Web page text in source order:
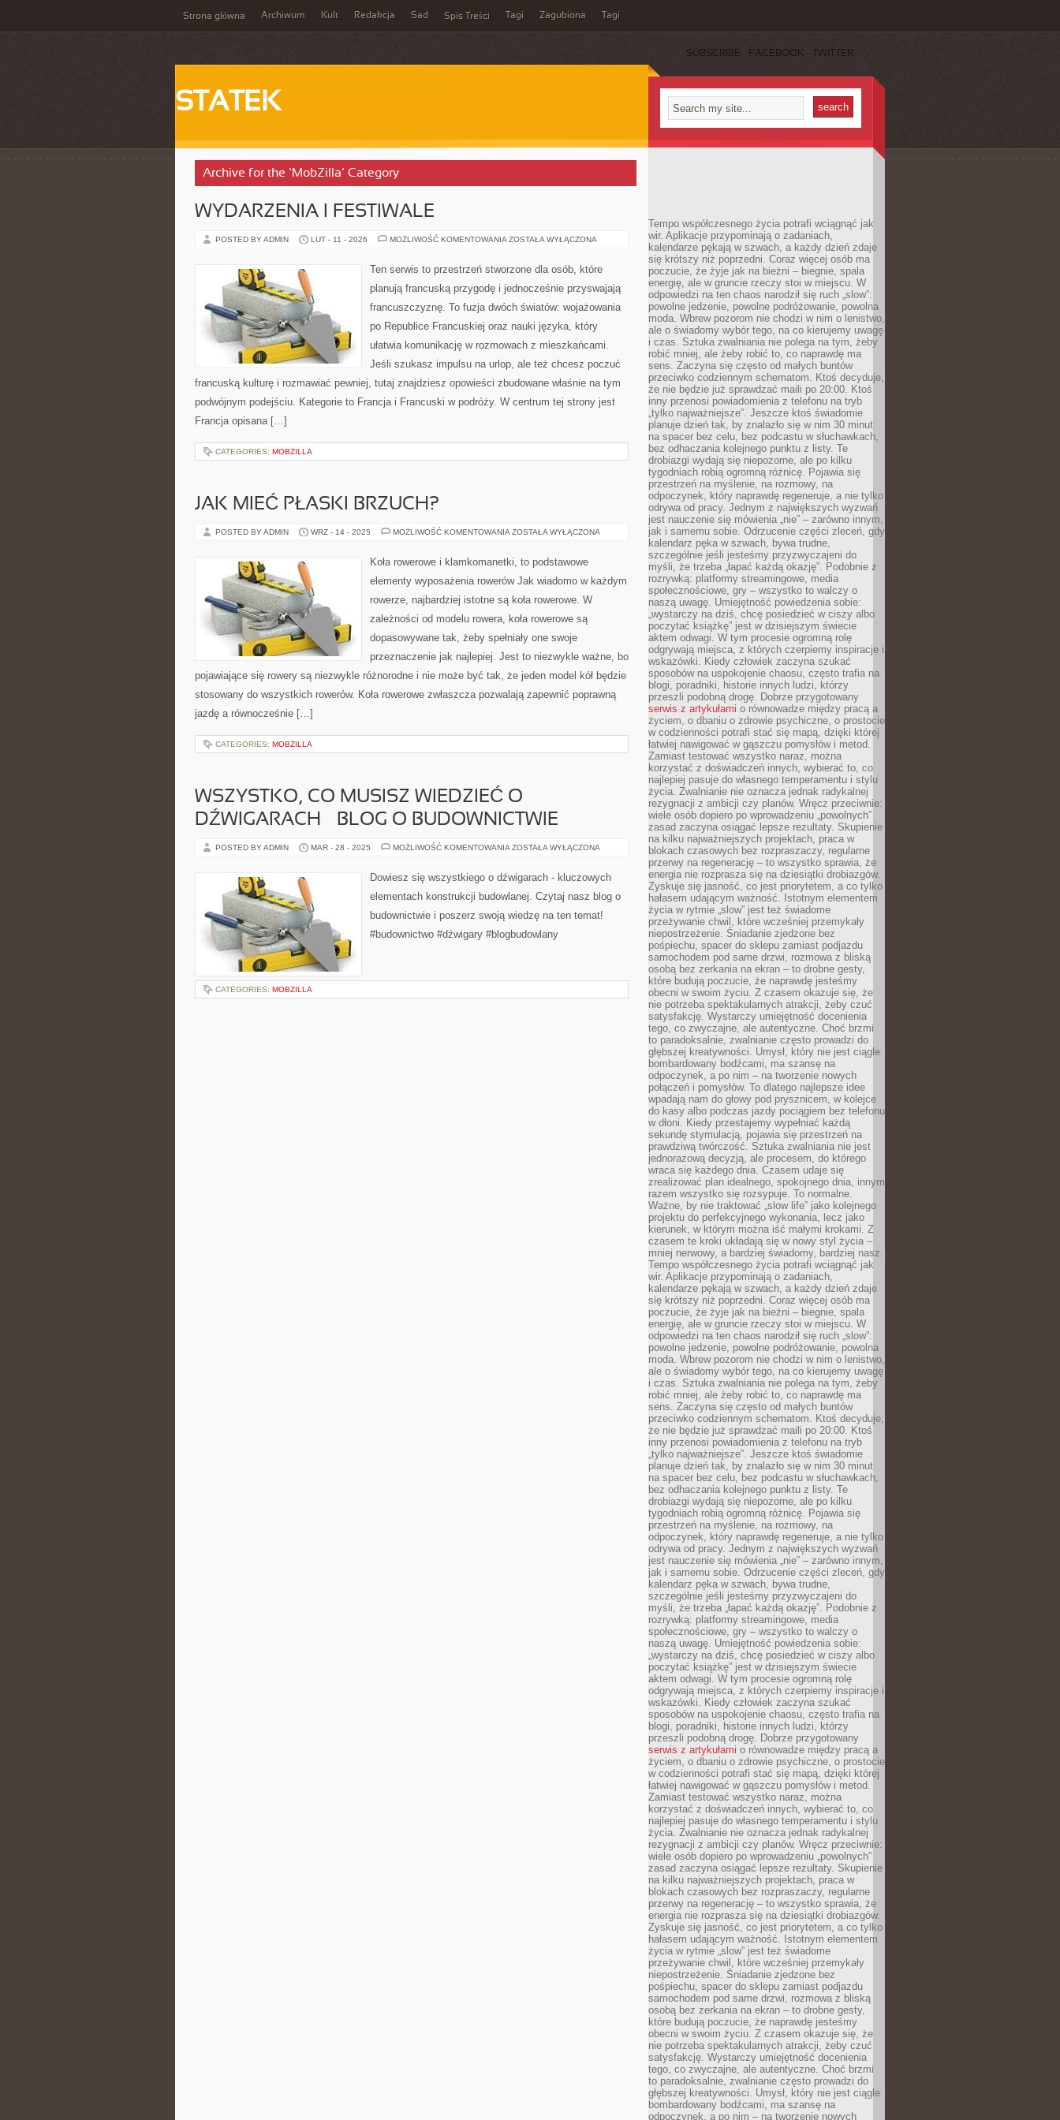
Strona główna Archiwum Kult Redakcja Sad Spis Treści Tagi Zagubiona Tagi
SUBSCRIBE FACEBOOK TWITTER
STATEK
Archive for the ‘MobZilla’ Category
WYDARZENIA I FESTIWALE
POSTED BY ADMIN LUT - 11 - 2026 MOŻLIWOŚĆ KOMENTOWANIA WYDARZENIA
ZOSTAŁA WYŁĄCZONA
Ten serwis to przestrzeń stworzone dla osób, które
planują francuską przygodę i jednocześnie przyswajają
francuszczyznę. To fuzja dwóch światów: wojażowania
po Republice Francuskiej oraz nauki języka, który
ułatwia komunikację w rozmowach z mieszkańcami.
Jeśli szukasz impulsu na urlop, ale też chcesz poczuć
francuską kulturę i rozmawiać pewniej, tutaj znajdziesz opowieści zbudowane właśnie na tym
podwójnym podejściu. Kategorie to Francja i Francuski w podróży. W centrum tej strony jest
Francja opisana […]
CATEGORIES: MOBZILLA
JAK MIEĆ PŁASKI BRZUCH?
POSTED BY ADMIN WRZ - 14 - 2025 MOŻLIWOŚĆ KOMENTOWANIA JAK
BRZUCH?
ZOSTAŁA WYŁĄCZONA
Koła rowerowe i klamkomanetki, to podstawowe
elementy wyposażenia rowerów Jak wiadomo w każdym
rowerze, najbardziej istotne są koła rowerowe. W
zależności od modelu rowera, koła rowerowe są
dopasowywane tak, żeby spełniały one swoje
przeznaczenie jak najlepiej. Jest to niezwykle ważne, bo
pojawiające się rowery są niezwykle różnorodne i nie może być tak, że jeden model kół będzie
stosowany do wszystkich rowerów. Koła rowerowe zwłaszcza pozwalają zapewnić poprawną
jazdę a równocześnie […]
CATEGORIES: MOBZILLA
WSZYSTKO, CO MUSISZ WIEDZIEĆ O
DŹWIGARACH – BLOG O BUDOWNICTWIE
POSTED BY ADMIN MAR - 28 - 2025 MOŻLIWOŚĆ KOMENTOWANIA WSZYSTKO,
WIEDZIEĆ
O
–
O
ZOSTAŁA WYŁĄCZONA
Dowiesz się wszystkiego o dźwigarach - kluczowych
elementach konstrukcji budowlanej. Czytaj nasz blog o
budownictwie i poszerz swoją wiedzę na ten temat!
#budownictwo #dźwigary #blogbudowlany
CATEGORIES: MOBZILLA
Tempo współczesnego życia potrafi wciągnąć jak
wir. Aplikacje przypominają o zadaniach,
kalendarze pękają w szwach, a każdy dzień zdaje
się krótszy niż poprzedni. Coraz więcej osób ma
poczucie, że żyje jak na bieżni – biegnie, spala
energię, ale w gruncie rzeczy stoi w miejscu. W
odpowiedzi na ten chaos narodził się ruch „slow”:
powolne jedzenie, powolne podróżowanie, powolna
moda. Wbrew pozorom nie chodzi w nim o lenistwo,
ale o świadomy wybór tego, na co kierujemy uwagę
i czas. Sztuka zwalniania nie polega na tym, żeby
robić mniej, ale żeby robić to, co naprawdę ma
sens. Zaczyna się często od małych buntów
przeciwko codziennym schematom. Ktoś decyduje,
że nie będzie już sprawdzać maili po 20:00. Ktoś
inny przenosi powiadomienia z telefonu na tryb
„tylko najważniejsze”. Jeszcze ktoś świadomie
planuje dzień tak, by znalazło się w nim 30 minut
na spacer bez celu, bez podcastu w słuchawkach,
bez odhaczania kolejnego punktu z listy. Te
drobiazgi wydają się niepozorne, ale po kilku
tygodniach robią ogromną różnicę. Pojawia się
przestrzeń na myślenie, na rozmowy, na
odpoczynek, który naprawdę regeneruje, a nie tylko
odrywa od pracy. Jednym z największych wyzwań
jest nauczenie się mówienia „nie” – zarówno innym,
jak i samemu sobie. Odrzucenie części zleceń, gdy
kalendarz pęka w szwach, bywa trudne,
szczególnie jeśli jesteśmy przyzwyczajeni do
myśli, że trzeba „łapać każdą okazję”. Podobnie z
rozrywką: platformy streamingowe, media
społecznościowe, gry – wszystko to walczy o
naszą uwagę. Umiejętność powiedzenia sobie:
„wystarczy na dziś, chcę posiedzieć w ciszy albo
poczytać książkę” jest w dzisiejszym świecie
aktem odwagi. W tym procesie ogromną rolę
odgrywają miejsca, z których czerpiemy inspiracje i
wskazówki. Kiedy człowiek zaczyna szukać
sposobów na uspokojenie chaosu, często trafia na
blogi, poradniki, historie innych ludzi, którzy
przeszli podobną drogę. Dobrze przygotowany
serwis z artykułami o równowadze między pracą a
życiem, o dbaniu o zdrowie psychiczne, o prostocie
w codzienności potrafi stać się mapą, dzięki której
łatwiej nawigować w gąszczu pomysłów i metod.
Zamiast testować wszystko naraz, można
korzystać z doświadczeń innych, wybierać to, co
najlepiej pasuje do własnego temperamentu i stylu
życia. Zwalnianie nie oznacza jednak radykalnej
rezygnacji z ambicji czy planów. Wręcz przeciwnie:
wiele osób dopiero po wprowadzeniu „powolnych”
zasad zaczyna osiągać lepsze rezultaty. Skupienie
na kilku najważniejszych projektach, praca w
blokach czasowych bez rozpraszaczy, regularne
przerwy na regenerację – to wszystko sprawia, że
energia nie rozprasza się na dziesiątki drobiazgów.
Zyskuje się jasność, co jest priorytetem, a co tylko
hałasem udającym ważność. Istotnym elementem
życia w rytmie „slow” jest też świadome
przeżywanie chwil, które wcześniej przemykały
niepostrzeżenie. Śniadanie zjedzone bez
pośpiechu, spacer do sklepu zamiast podjazdu
samochodem pod same drzwi, rozmowa z bliską
osobą bez zerkania na ekran – to drobne gesty,
które budują poczucie, że naprawdę jesteśmy
obecni w swoim życiu. Z czasem okazuje się, że
nie potrzeba spektakularnych atrakcji, żeby czuć
satysfakcję. Wystarczy umiejętność docenienia
tego, co zwyczajne, ale autentyczne. Choć brzmi
to paradoksalnie, zwalnianie często prowadzi do
głębszej kreatywności. Umysł, który nie jest ciągle
bombardowany bodźcami, ma szansę na
odpoczynek, a po nim – na tworzenie nowych
połączeń i pomysłów. To dlatego najlepsze idee
wpadają nam do głowy pod prysznicem, w kolejce
do kasy albo podczas jazdy pociągiem bez telefonu
w dłoni. Kiedy przestajemy wypełniać każdą
sekundę stymulacją, pojawia się przestrzeń na
prawdziwą twórczość. Sztuka zwalniania nie jest
jednorazową decyzją, ale procesem, do którego
wraca się każdego dnia. Czasem udaje się
zrealizować plan idealnego, spokojnego dnia, innym
razem wszystko się rozsypuje. To normalne.
Ważne, by nie traktować „slow life” jako kolejnego
projektu do perfekcyjnego wykonania, lecz jako
kierunek, w którym można iść małymi krokami. Z
czasem te kroki układają się w nowy styl życia –
mniej nerwowy, a bardziej świadomy, bardziej nasz.
Tempo współczesnego życia potrafi wciągnąć jak
wir. Aplikacje przypominają o zadaniach,
kalendarze pękają w szwach, a każdy dzień zdaje
się krótszy niż poprzedni. Coraz więcej osób ma
poczucie, że żyje jak na bieżni – biegnie, spala
energię, ale w gruncie rzeczy stoi w miejscu. W
odpowiedzi na ten chaos narodził się ruch „slow”:
powolne jedzenie, powolne podróżowanie, powolna
moda. Wbrew pozorom nie chodzi w nim o lenistwo,
ale o świadomy wybór tego, na co kierujemy uwagę
i czas. Sztuka zwalniania nie polega na tym, żeby
robić mniej, ale żeby robić to, co naprawdę ma
sens. Zaczyna się często od małych buntów
przeciwko codziennym schematom. Ktoś decyduje,
że nie będzie już sprawdzać maili po 20:00. Ktoś
inny przenosi powiadomienia z telefonu na tryb
„tylko najważniejsze”. Jeszcze ktoś świadomie
planuje dzień tak, by znalazło się w nim 30 minut
na spacer bez celu, bez podcastu w słuchawkach,
bez odhaczania kolejnego punktu z listy. Te
drobiazgi wydają się niepozorne, ale po kilku
tygodniach robią ogromną różnicę. Pojawia się
przestrzeń na myślenie, na rozmowy, na
odpoczynek, który naprawdę regeneruje, a nie tylko
odrywa od pracy. Jednym z największych wyzwań
jest nauczenie się mówienia „nie” – zarówno innym,
jak i samemu sobie. Odrzucenie części zleceń, gdy
kalendarz pęka w szwach, bywa trudne,
szczególnie jeśli jesteśmy przyzwyczajeni do
myśli, że trzeba „łapać każdą okazję”. Podobnie z
rozrywką: platformy streamingowe, media
społecznościowe, gry – wszystko to walczy o
naszą uwagę. Umiejętność powiedzenia sobie:
„wystarczy na dziś, chcę posiedzieć w ciszy albo
poczytać książkę” jest w dzisiejszym świecie
aktem odwagi. W tym procesie ogromną rolę
odgrywają miejsca, z których czerpiemy inspiracje i
wskazówki. Kiedy człowiek zaczyna szukać
sposobów na uspokojenie chaosu, często trafia na
blogi, poradniki, historie innych ludzi, którzy
przeszli podobną drogę. Dobrze przygotowany
serwis z artykułami o równowadze między pracą a
życiem, o dbaniu o zdrowie psychiczne, o prostocie
w codzienności potrafi stać się mapą, dzięki której
łatwiej nawigować w gąszczu pomysłów i metod.
Zamiast testować wszystko naraz, można
korzystać z doświadczeń innych, wybierać to, co
najlepiej pasuje do własnego temperamentu i stylu
życia. Zwalnianie nie oznacza jednak radykalnej
rezygnacji z ambicji czy planów. Wręcz przeciwnie:
wiele osób dopiero po wprowadzeniu „powolnych”
zasad zaczyna osiągać lepsze rezultaty. Skupienie
na kilku najważniejszych projektach, praca w
blokach czasowych bez rozpraszaczy, regularne
przerwy na regenerację – to wszystko sprawia, że
energia nie rozprasza się na dziesiątki drobiazgów.
Zyskuje się jasność, co jest priorytetem, a co tylko
hałasem udającym ważność. Istotnym elementem
życia w rytmie „slow” jest też świadome
przeżywanie chwil, które wcześniej przemykały
niepostrzeżenie. Śniadanie zjedzone bez
pośpiechu, spacer do sklepu zamiast podjazdu
samochodem pod same drzwi, rozmowa z bliską
osobą bez zerkania na ekran – to drobne gesty,
które budują poczucie, że naprawdę jesteśmy
obecni w swoim życiu. Z czasem okazuje się, że
nie potrzeba spektakularnych atrakcji, żeby czuć
satysfakcję. Wystarczy umiejętność docenienia
tego, co zwyczajne, ale autentyczne. Choć brzmi
to paradoksalnie, zwalnianie często prowadzi do
głębszej kreatywności. Umysł, który nie jest ciągle
bombardowany bodźcami, ma szansę na
odpoczynek, a po nim – na tworzenie nowych